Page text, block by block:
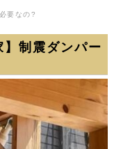
要なの?
】制震ダンパー